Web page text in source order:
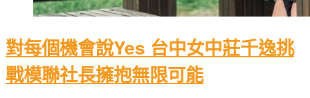
對每個機會說Yes 台中女中莊千逸挑
戰模聯社長擁抱無限可能